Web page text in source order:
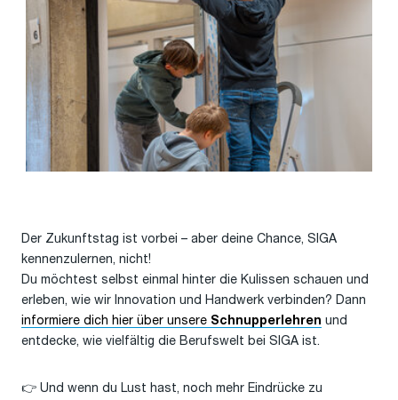
Der Zukunftstag ist vorbei – aber deine Chance, SIGA
kennenzulernen, nicht!
Du möchtest selbst einmal hinter die Kulissen schauen und
erleben, wie wir Innovation und Handwerk verbinden? Dann
informiere dich hier über unsere Schnupperlehren und
entdecke, wie vielfältig die Berufswelt bei SIGA ist.
👉 Und wenn du Lust hast, noch mehr Eindrücke zu